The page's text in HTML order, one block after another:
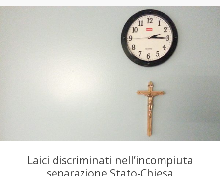
Laici discriminati nell’incompiuta
separazione Stato-Chiesa